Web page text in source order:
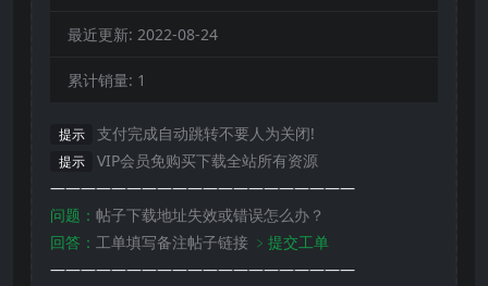
最近更新: 2022-08-24
累计销量: 1
提示 支付完成自动跳转不要人为关闭!
提示
VIP会员免购买下载全站所有资源
————————————————————
问题： 帖子下载地址失效或错误怎么办？
回答： 工单填写备注帖子链接 ﹥提交工单
————————————————————